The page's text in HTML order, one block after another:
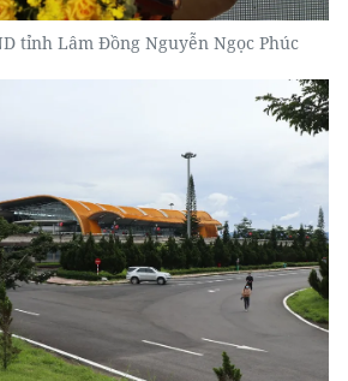
tỉnh Lâm Đồng Nguyễn Ngọc Phúc